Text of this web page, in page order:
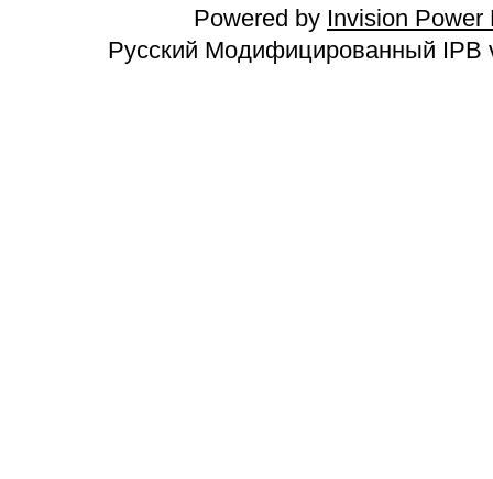
Powered by Invision Power
Русский Модифицированный IPB